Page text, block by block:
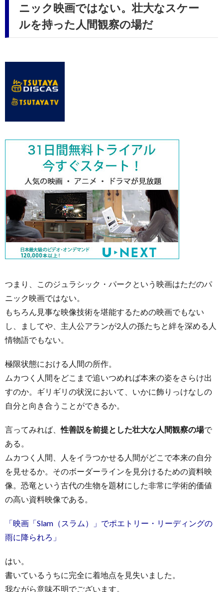
ニック映画ではない。壮大なスケー
ルを持った人間観察の場だ
つまり、このジュラシック・パークという映画はただのパ
ニック映画ではない。
もちろん見事な映像技術を堪能するための映画でもない
し、ましてや、主人公アランが2人の孫たちと絆を深める人
情物語でもない。
極限状態における人間の所作。
ムカつく人間をどこまで追いつめれば本来の姿をさらけ出
すのか。ギリギリの状況において、いかに飾りっけなしの
自分と向き合うことができるか。
言ってみれば、性善説を前提とした壮大な人間観察の場で
ある。
ムカつく人間、人をイラつかせる人間がどこで本来の自分
を見せるか。そのボーダーラインを見分けるための資料映
像。恐竜という古代の生物を題材にした非常に学術的価値
の高い資料映像である。
「映画「Slam（スラム）」でポエトリー・リーディングの
雨に降られろ」
はい。
書いているうちに完全に着地点を見失いました。
我ながら意味不明でございます。